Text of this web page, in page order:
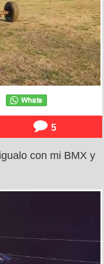
5
con mi BMX y